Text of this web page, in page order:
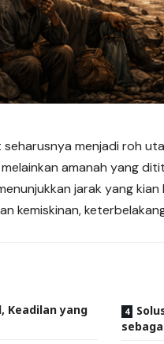
menjadi roh
amanah yang
jarak yang
kemiskinan,
Keadilan yang